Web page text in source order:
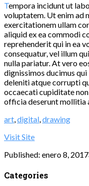
Tempora incidunt ut
voluptatem. Ut enim ad
exercitationem ullam
aliquid ex ea commodi
reprehenderit qui in ea
consequatur, vel illum
nulla pariatur. At vero
dignissimos ducimus
deleniti atque corrupti
occaecati cupiditate
officia deserunt mollitia
art,digital,drawing
Visit Site
Published: enero 8, 2017
Categories